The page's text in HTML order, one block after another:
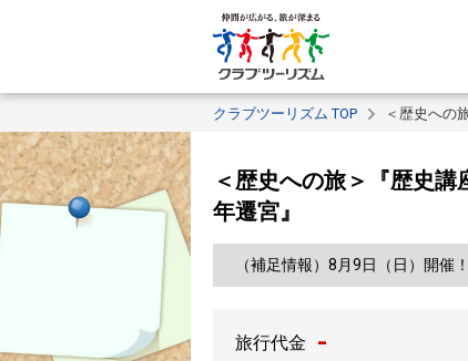
クラブツーリズム TOP ＜歴史への
＜歴史への旅＞『歴史
年遷宮』
（補足情報）8月9日（日）開催！
旅行代金 -